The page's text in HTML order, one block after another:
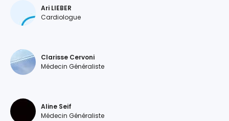
Ari LIEBER
Cardiologue
Clarisse Cervoni
Médecin Généraliste
Aline Seif
Médecin Généraliste